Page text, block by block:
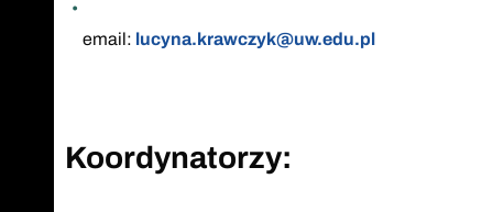
email: lucyna.krawczyk@uw.edu.pl
Koordynatorzy: